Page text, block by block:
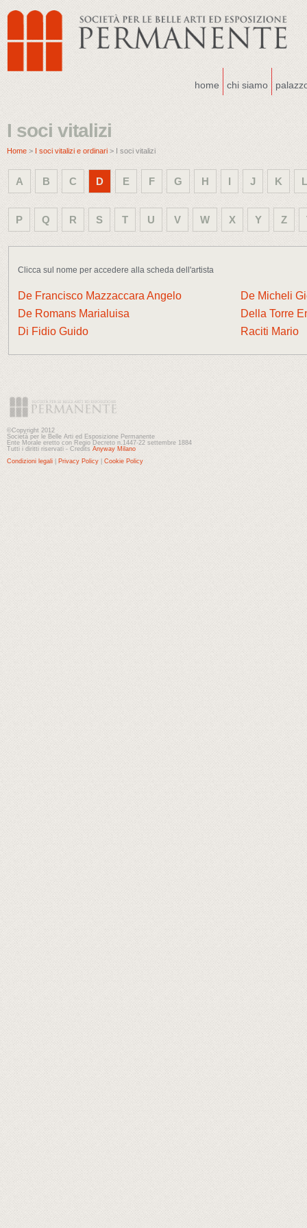
home chi siamo
I soci vitalizi
Home > I soci vitalizi e ordinari > I soci vitalizi
A B C D E F G H I J K L
P Q R S T U V W X Y Z
Clicca sul nome per accedere alla scheda dell'artista
De Francisco Mazzaccara Angelo
De Micheli
De Romans Marialuisa
Della Torre
Di Fidio Guido
Raciti Mario
©Copyright 2012
Società per le Belle Arti ed Esposizione Permanente
Ente Morale eretto con Regio Decreto n.1447-22 settembre 1884
Tutti i diritti riservati - Credits Anyway Milano
Condizioni legali
Privacy Policy Cookie Policy